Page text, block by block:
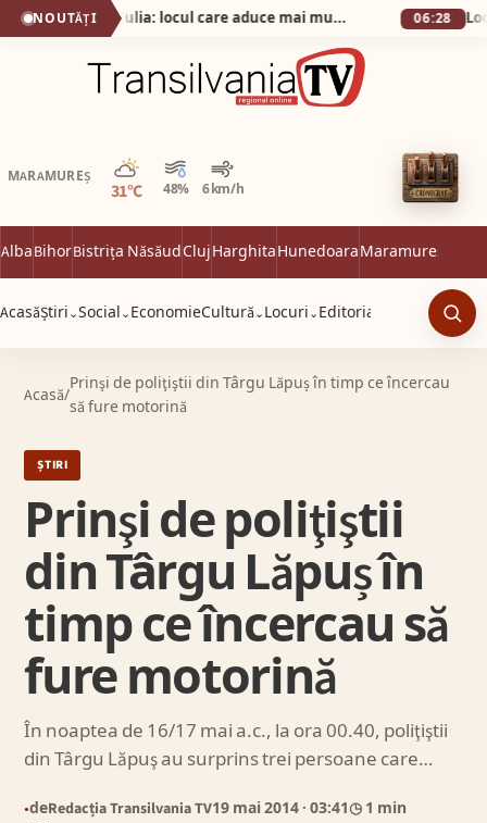
NOUTĂȚI Secretul din Alba Iulia: locul care aduce mai mulți vizitatori decât Cetatea! 06:28
MARAMUREȘ
31°C 48% 6 km/h
Parțial noros
AlbaBihorBistrița NăsăudClujHarghitaHunedoaraMaramureș
AcasăȘtiri ⌄Social ⌄ EconomieCultură ⌄ Locuri ⌄ Editorial
Acasă/
Prinşi de poliţiştii din Târgu Lăpuș în timp ce încercau
să fure motorină
ȘTIRI
Prinşi de poliţiştii
din Târgu Lăpuș în
timp ce încercau să
fure motorină
În noaptea de 16/17 mai a.c., la ora 00.40, poliţiştii
din Târgu Lăpuş au surprins trei persoane care…
●deRedacția Transilvania TV19 mai 2014 · 03:41◷ 1 min